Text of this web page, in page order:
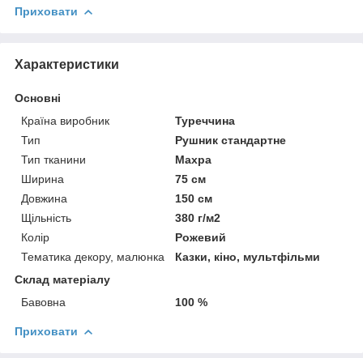
Приховати
Характеристики
Основні
Країна виробник
Туреччина
Тип
Рушник стандартне
Тип тканини
Махра
Ширина
75 см
Довжина
150 см
Щільність
380 г/м2
Колір
Рожевий
Тематика декору, малюнка
Казки, кіно, мультфільми
Склад матеріалу
Бавовна
100 %
Приховати